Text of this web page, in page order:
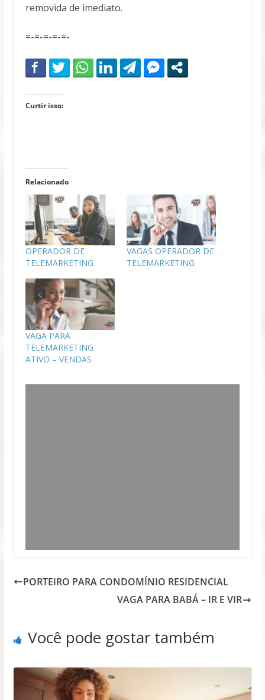
removida de imediato.
=-=-=-=-=-
Curtir isso:
Relacionado
OPERADOR DE
TELEMARKETING
VAGAS OPERADOR DE
TELEMARKETING
VAGA PARA
TELEMARKETING
ATIVO – VENDAS
PORTEIRO PARA CONDOMÍNIO RESIDENCIAL
VAGA PARA BABÁ – IR E VIR
Você pode gostar também